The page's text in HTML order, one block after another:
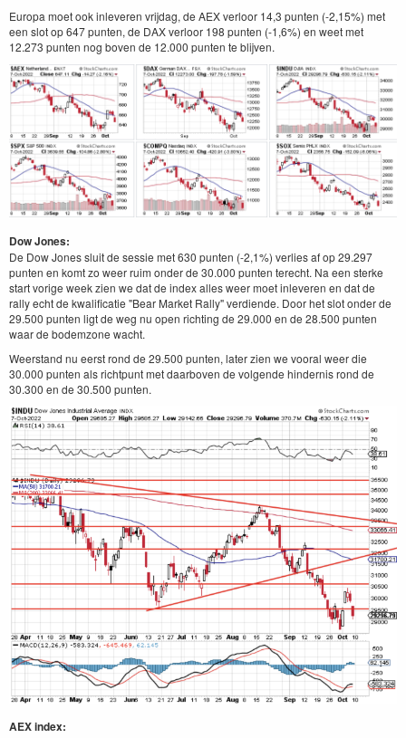
Europa moet ook inleveren vrijdag, de AEX verloor 14,3 punten (-2,15%) met
een slot op 647 punten, de DAX verloor 198 punten (-1,6%) en weet met
12.273 punten nog boven de 12.000 punten te blijven.
Dow Jones:
De Dow Jones sluit de sessie met 630 punten (-2,1%) verlies af op 29.297
punten en komt zo weer ruim onder de 30.000 punten terecht. Na een sterke
start vorige week zien we dat de index alles weer moet inleveren en dat de
rally echt de kwalificatie "Bear Market Rally" verdiende. Door het slot onder de
29.500 punten ligt de weg nu open richting de 29.000 en de 28.500 punten
waar de bodemzone wacht.
Weerstand nu eerst rond de 29.500 punten, later zien we vooral weer die
30.000 punten als richtpunt met daarboven de volgende hindernis rond de
30.300 en de 30.500 punten.
AEX index: